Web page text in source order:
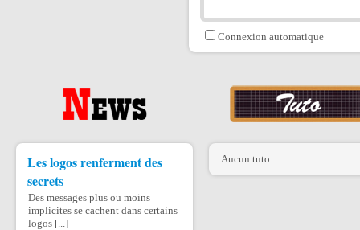
Connexion automatique
Les logos renferment des
secrets
Des messages plus ou moins
implicites se cachent dans certains
logos [...]
Aucun tuto